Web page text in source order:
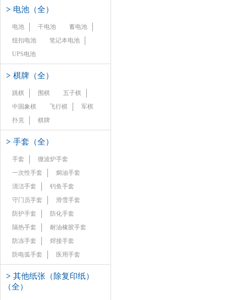
> 电池（全）
电池 干电池
蓄电池
纽扣电池
笔记本电池
UPS电池
> 棋牌（全）
跳棋 围棋
五子棋
中国象棋
飞行棋
军棋
扑克
棋牌
> 手套（全）
手套
微波炉手套
一次性手套
焗油手套
清洁手套
钓鱼手套
守门员手套
滑雪手套
防护手套
防化手套
隔热手套
耐油橡胶手套
防冻手套
焊接手套
防电弧手套
医用手套
> 其他纸张（除复印纸）
（全）